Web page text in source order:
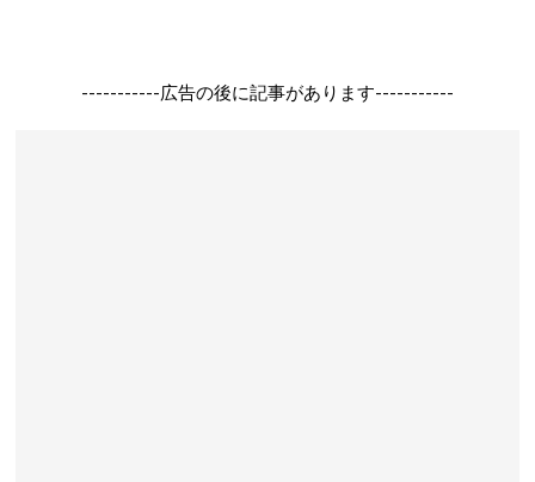
-----------広告の後に記事があります-----------